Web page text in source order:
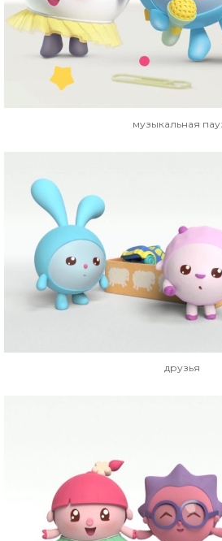
музыкальная
друзья